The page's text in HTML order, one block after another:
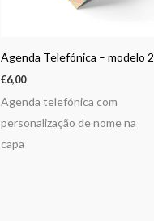
Agenda Telefónica – modelo 2
€6,00
Agenda telefónica com
personalização de nome na
capa